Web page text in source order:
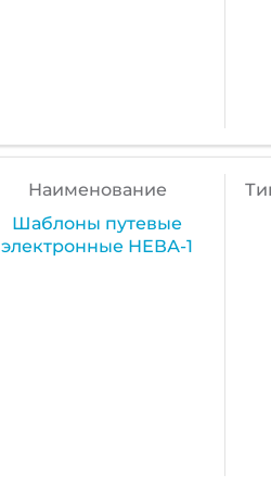
Наименование
Шаблоны путевые
электронные НЕВА-1